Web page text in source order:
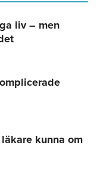
liv – men
kunna om